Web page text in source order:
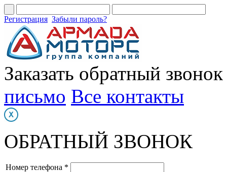
Регистрация Забыли пароль?
Заказать обратный звонок
письмо Все контакты
ОБРАТНЫЙ ЗВОНОК
Номер телефона *